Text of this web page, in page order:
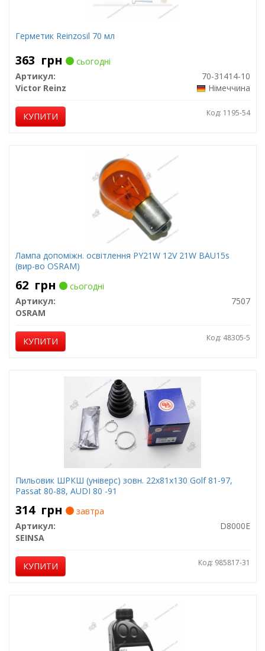
Герметик Reinzosil 70 мл
363 грн
сьогодні
Артикул:
70-31414-10
Victor Reinz
Німеччина
КУПИТИ Код: 1195-54
Лампа допоміжн. освітлення РY21W 12V 21W ВАU15s
(вир-во OSRAM)
62 грн
сьогодні
Артикул:
7507
OSRAM
КУПИТИ Код: 48305-5
Пильовик ШРКШ (універс) зовн. 22x81x130 Golf 81-97,
Passat 80-88, AUDI 80 -91
314 грн
завтра
Артикул:
D8000E
SEINSA
КУПИТИ Код: 985817-31